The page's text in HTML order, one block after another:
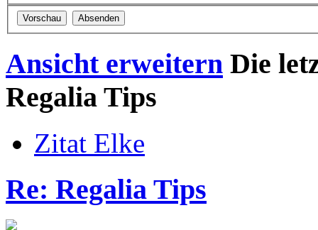
Ansicht erweitern Die
Regalia Tips
Zitat Elke
Re: Regalia Tips